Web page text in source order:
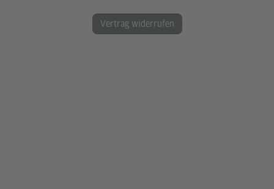
Vertrag widerrufen